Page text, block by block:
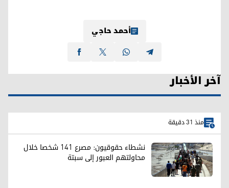
أحمد حاجي
آخر الأخبار
منذ 31 دقيقة
نشطاء حقوقيون: مصرع 141 شخصا خلال
محاولتهم العبور إلى سبتة